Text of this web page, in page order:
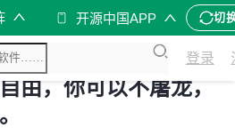
开源中国APP 切
登录
由，你可以不屠龙，